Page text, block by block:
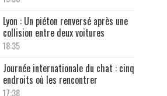
Lyon : Un piéton renversé après une
collision entre deux voitures
18:35
Journée internationale du chat : cinq
endroits où les rencontrer
17:38